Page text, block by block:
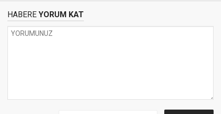
HABERE YORUM KAT